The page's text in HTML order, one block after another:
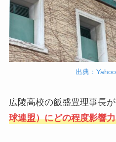
出典：
広陵高校の飯盛豊理事長が
球連盟）にどの程度影響